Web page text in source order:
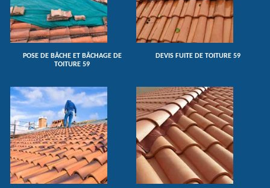
POSE DE BÂCHE ET BÂCHAGE DE
TOITURE 59
DEVIS FUITE DE TOITURE 59